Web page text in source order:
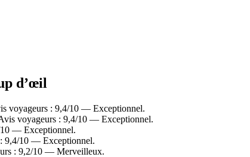
d’œil
voyageurs : 9,4/10 — Exceptionnel.
voyageurs : 9,4/10 — Exceptionnel.
— Exceptionnel.
9,4/10 — Exceptionnel.
: 9,2/10 — Merveilleux.